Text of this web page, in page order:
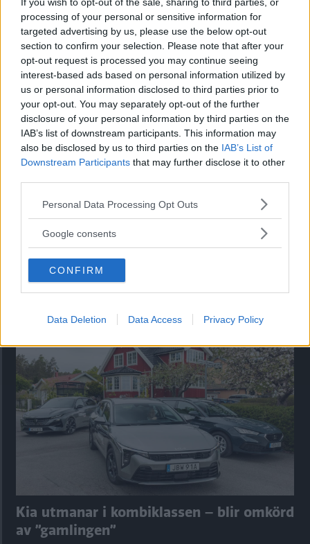
processing of your personal or sensitive information for
targeted advertising by us, please use the below opt-out
section to confirm your selection. Please note that after your
opt-out request is processed you may continue seeing
interest-based ads based on personal information utilized by
us or personal information disclosed to third parties prior to
your opt-out. You may separately opt-out of the further
disclosure of your personal information by third parties on the
IAB’s list of downstream participants. This information may
also be disclosed by us to third parties on the IAB’s List of
Downstream Participants that may further disclose it to other
Please note that this website/app uses one or more Google
not limited to your visit or usage behaviour. You may click to
use your data for below specified purposes in below Google
consent section.
Personal Data Processing Opt Outs
Google consents
CONFIRM
Data Deletion Data Access Privacy Policy
– det dolda åsiktsförtryck som råder utom för
”godkända” åsikter. Det är tätt närbesläktat med det
psykologiska begreppet grupptänk, ett fenomen som i
grunden syftar till att upprätthålla harmoni genom
konsensus i en grupp. Tyvärr får grupptänk förödande
konsekvenser när det uppstår på politisk nivå och alla
försök till motstånd eller nyansering bestraffas.
Grupptänk uppstår alltså när en grupp människor
värderar harmoni och sammanhållning inom gruppen
högre än korrekta analyser och kritisk utvärdering. .
Denna tråd är stängd.
Tester: De senaste vi kört
Kia utmanar i kombiklassen – blir omkörd
av ”gamlingen”